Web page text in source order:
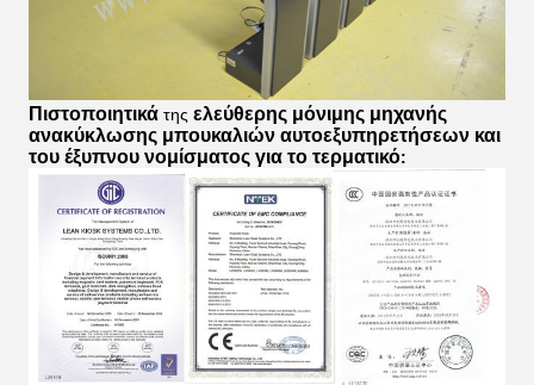
Πιστοποιητικά της ελεύθερης μόνιμης μηχανής
ανακύκλωσης μπουκαλιών αυτοεξυπηρετήσεων και
του έξυπνου νομίσματος για το τερματικό: